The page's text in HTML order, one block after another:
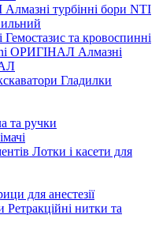
Алмазні турбінні бори NTI
Гемостазис та кровоспинні
Алмазні
Гладилки
та ручки
Лотки і касети для
для анестезії
Ретракційні нитки та